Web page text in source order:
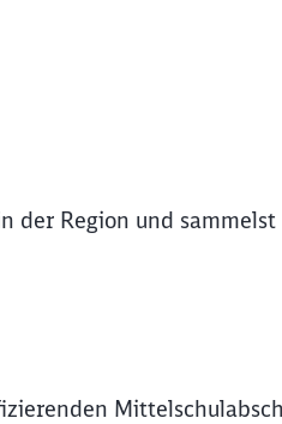
der Region und sammelst